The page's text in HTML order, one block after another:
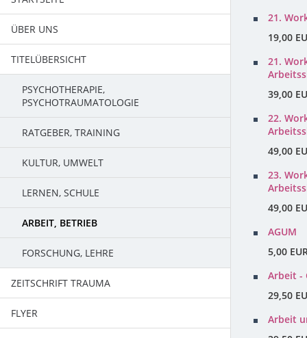
ÜBER UNS
TEAM
TITELÜBERSICHT
PSYCHOTHERAPIE,
PSYCHOTRAUMATOLOGIE
RATGEBER, TRAINING
KULTUR, UMWELT
LERNEN, SCHULE
ARBEIT, BETRIEB
FORSCHUNG, LEHRE
ZEITSCHRIFT TRAUMA
PROGRAMM
FLYER
21.
19,00
21.
39,00
22.
49,00
23.
49,00
AGUM
5,00
Arbeit -
29,50
Arbeit